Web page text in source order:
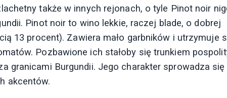
także w innych rejonach, o tyle Pinot noir
Pinot noir to wino lekkie, raczej blade, o dobrej
13 procent). Zawiera mało garbników i utrzymuje
Pozbawione ich stałoby się trunkiem
granicami Burgundii. Jego charakter sprowadza się
akcentów.